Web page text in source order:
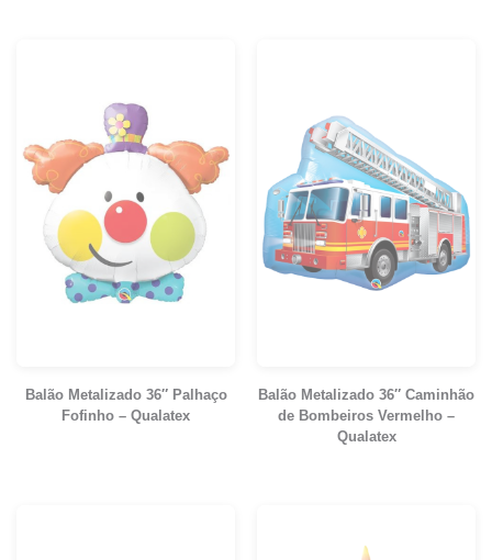
Balão Metalizado 36″ Palhaço
Fofinho – Qualatex
Balão Metalizado 36″ Caminhão
de Bombeiros Vermelho –
Qualatex